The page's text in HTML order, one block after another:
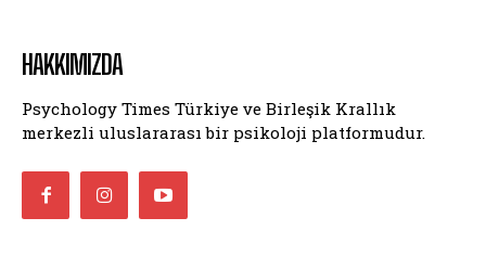
HAKKIMIZDA
Psychology Times Türkiye ve Birleşik Krallık
merkezli uluslararası bir psikoloji platformudur.